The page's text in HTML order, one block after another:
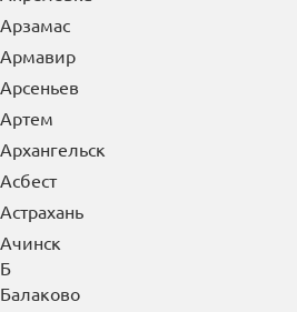
Арзамас
Армавир
Арсеньев
Артем
Архангельск
Асбест
Астрахань
Ачинск
Б
Балаково